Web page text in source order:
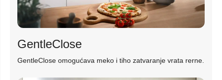
GentleClose
GentleClose omogućava meko i tiho zatvaranje vrata rerne.